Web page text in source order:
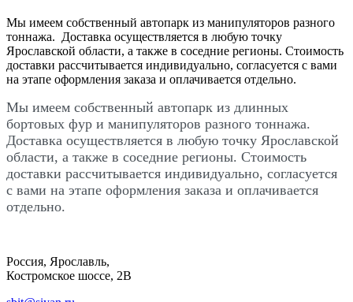
Мы имеем собственный автопарк из манипуляторов разного
тоннажа. Доставка осуществляется в любую точку
Ярославской области, а также в соседние регионы. Стоимость
доставки рассчитывается индивидуально, согласуется с вами
на этапе оформления заказа и оплачивается отдельно.
Мы имеем собственный автопарк из длинных
бортовых фур и манипуляторов разного тоннажа.
Доставка осуществляется в любую точку Ярославской
области, а также в соседние регионы. Стоимость
доставки рассчитывается индивидуально, согласуется
с вами на этапе оформления заказа и оплачивается
отдельно.
Россия, Ярославль,
Костромское шоссе, 2В